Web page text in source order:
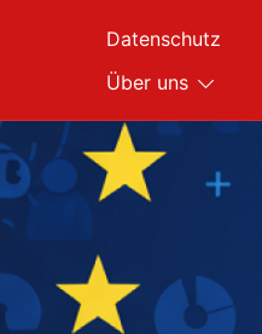
Datenschutz
Über uns